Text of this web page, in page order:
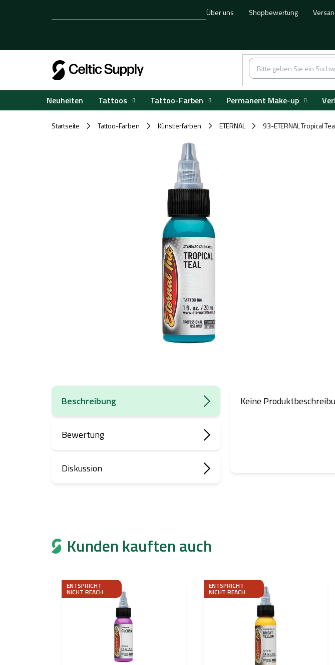
Über uns Shopbewertung
Neuheiten Tattoos Tattoo-Farben Permanent Make-up
Startseite / Tattoo-Farben / Künstlerfarben / ETERNAL / 93-ETERNAL Tropical
Beschreibung
Bewertung
Diskussion
Keine
Kunden kauften auch
ENTSPRICHT
NICHT REACH
ENTSPRICHT
NICHT REACH